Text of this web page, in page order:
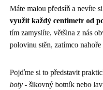
Máte malou předsíň a nevíte
využít každý centimetr od
tím zamyslíte, většina z nás
polovinu stěn, zatímco nahoře
Pojďme si to představit
boty - šikovný botník nebo